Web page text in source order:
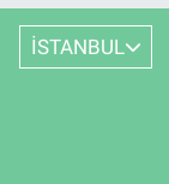
İSTANBUL